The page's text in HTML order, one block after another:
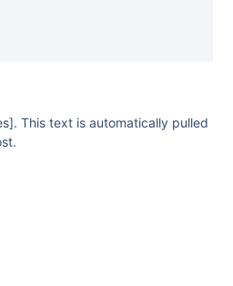
This text is automatically pulled